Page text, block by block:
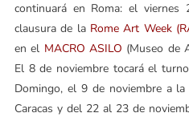
continuará en Roma: el
clausura de la Rome Art Week
en el MACRO ASILO (Museo de
El 8 de noviembre tocará el
Domingo, el 9 de noviembre a la
Caracas y del 22 al 23 de